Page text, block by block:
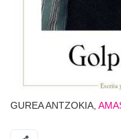
GUREA ANTZOKIA,